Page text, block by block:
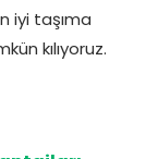
iyi taşıma
kılıyoruz.